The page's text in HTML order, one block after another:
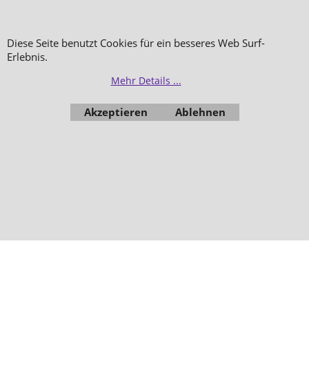
Bestellung widerrufen
Diese Seite benutzt Cookies für ein besseres Web Surf-
Erlebnis.
Mehr Details ...
Akzeptieren Ablehnen